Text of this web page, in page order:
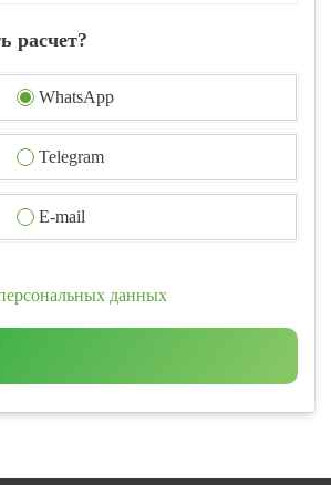
расчет?
WhatsApp
Telegram
E-mail
данных